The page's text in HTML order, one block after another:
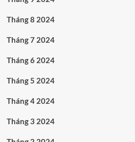
Tháng 8 2024
Tháng 7 2024
Tháng 6 2024
Tháng 5 2024
Tháng 4 2024
Tháng 3 2024